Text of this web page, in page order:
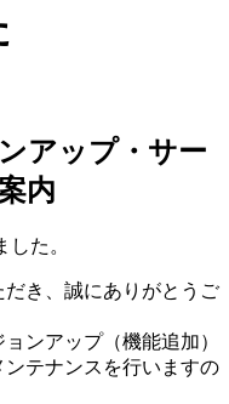
アップ・サー
内
た。
き、誠にありがとうご
ンアップ（機能追加）
テナンスを行いますの